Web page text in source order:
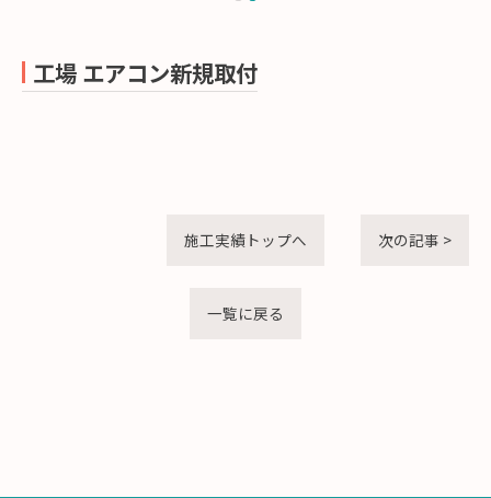
工場 エアコン新規取付
施工実績トップへ 次の記事 >
一覧に戻る